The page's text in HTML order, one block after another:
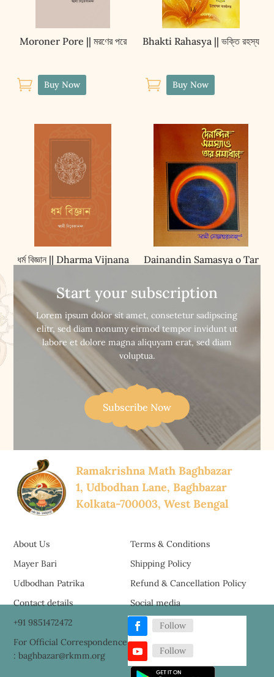
Moroner Pore || মরণের পরে
 Buy Now
Bhakti Rahasya || ভক্তি রহস্য
 Buy Now
ধর্ম বিজ্ঞান || Dharma Vijnana
 Buy Now
Dainandin Samasya o Tar
তার সমাধান
Buy Now
Start your subscription
Lorem ipsum dolor sit amet, consetetur sadipscing
elitr, sed diam nonumy eirmod tempor invidunt ut
labore et dolore magna aliquyam erat, sed diam
voluptua.
Subscribe Now
Ramakrishna Math Baghbazar
1, Udbodhan Lane, Baghbazar
Kolkata-700003, West Bengal
About Us
Mayer Bari
Udbodhan Patrika
Terms & Conditions
Shipping Policy
Refund & Cancellation Policy
Contact details
+91 9851472472
For Official Correspondence
: baghbazar@rkmm.org
Social media
Follow
Follow